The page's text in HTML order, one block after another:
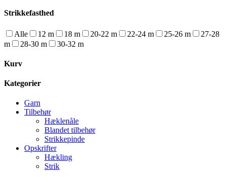
Strikkefasthed
Alle 12 m 18 m 20-22 m 22-24 m 25-26 m
27-28
m
28-30 m 30-32 m
Kurv
Kategorier
Garn
Tilbehør
Hæklenåle
Blandet tilbehør
Strikkepinde
Opskrifter
Hækling
Strik